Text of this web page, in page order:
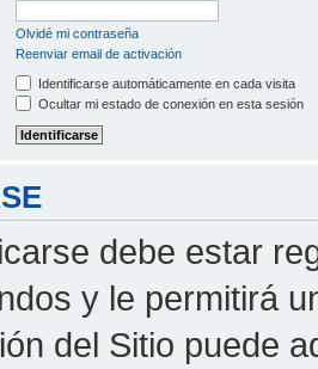
Olvidé mi contraseña
Reenviar email de activación
Identificarse automáticamente en cada visita
Ocultar mi estado de conexión en esta sesión
debe estar
y le permitirá
del Sitio puede